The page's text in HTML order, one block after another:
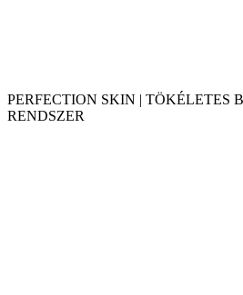
PERFECTION SKIN | TÖKÉLETES
RENDSZER